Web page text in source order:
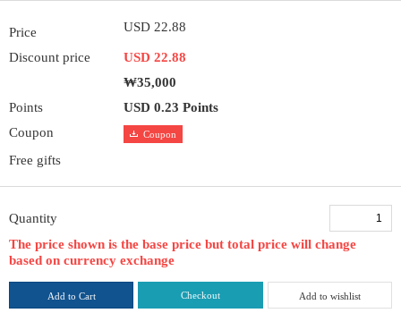
Price USD 22.88
Discount price
USD 22.88
₩35,000
Points
USD 0.23 Points
Coupon
Coupon
Free gifts
Quantity
The price shown is the base price but total price will change
based on currency exchange
Add to Cart Checkout Add to wishlist